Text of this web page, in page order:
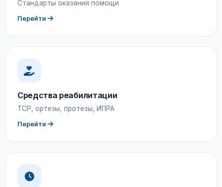
Стандарты оказания помощи
Перейти
Средства реабилитации
ТСР, ортезы, протезы, ИПРА
Перейти